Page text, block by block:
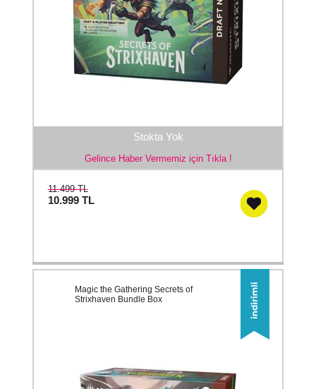
Stokta Yok
Gelince Haber Vermemiz için Tıkla !
11.499 TL
10.999 TL
Magic the Gathering Secrets of
Strixhaven Bundle Box